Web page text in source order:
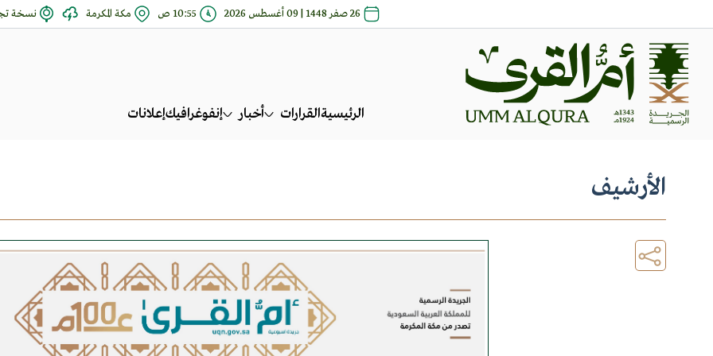
26 صفر 1448 | 09 أغسطس 2026 10:55 ص مكة المكرمة نسخة
الرئيسيةالقرارات أخبار إنفوغرافيكإعلانات
الأرشيف